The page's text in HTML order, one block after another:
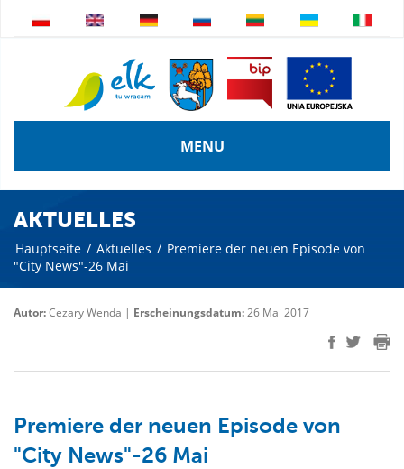
MENU
AKTUELLES
Hauptseite / Aktuelles / Premiere der neuen Episode von
"City News"-26 Mai
Autor:Cezary Wenda | Erscheinungsdatum:26 Mai 2017
Premiere der neuen Episode von
"City News"-26 Mai